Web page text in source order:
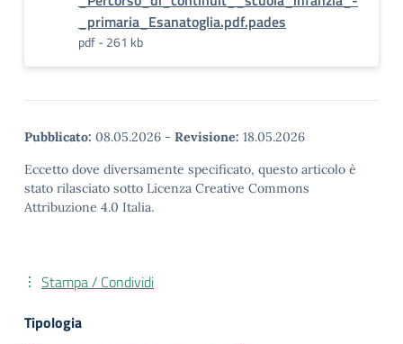
_primaria_Esanatoglia.pdf.pades
pdf - 261 kb
Pubblicato: 08.05.2026 - Revisione: 18.05.2026
Eccetto dove diversamente specificato, questo articolo è
stato rilasciato sotto Licenza Creative Commons
Attribuzione 4.0 Italia.
Stampa / Condividi
Tipologia